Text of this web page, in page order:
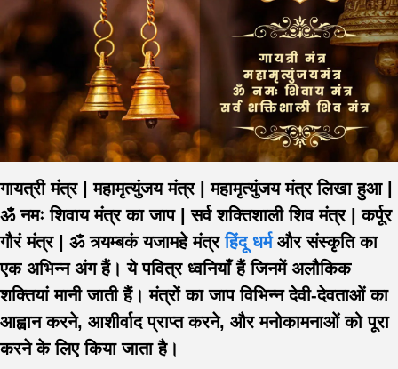
गायत्री मंत्र | महामृत्युंजय मंत्र | महामृत्युंजय मंत्र लिखा हुआ |
ॐ नमः शिवाय मंत्र का जाप | सर्व शक्तिशाली शिव मंत्र | कर्पूर
गौरं मंत्र | ॐ त्र्यम्बकं यजामहे मंत्र हिंदू धर्मऔर संस्कृति का
एक अभिन्न अंग हैं। ये पवित्र ध्वनियाँ हैं जिनमें अलौकिक
शक्तियां मानी जाती हैं। मंत्रों का जाप विभिन्न देवी-देवताओं का
आह्वान करने, आशीर्वाद प्राप्त करने, और मनोकामनाओं को पूरा
करने के लिए किया जाता है।